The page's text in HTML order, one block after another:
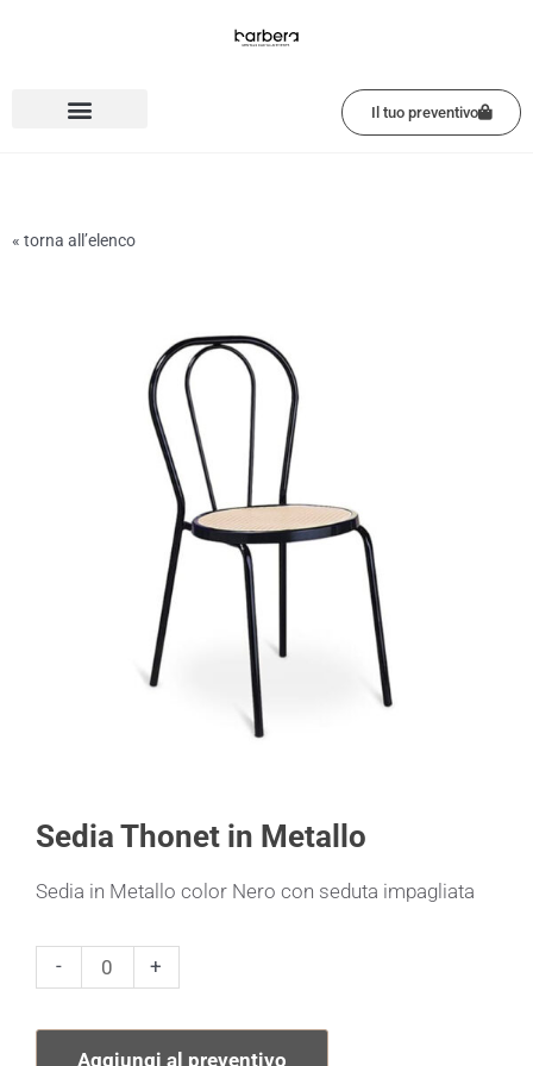
Il tuo preventivo
« torna all’elenco
Sedia Thonet in Metallo
Sedia in Metallo color Nero con seduta impagliata
-
Sedia
in
+
Aggiungi al preventivo